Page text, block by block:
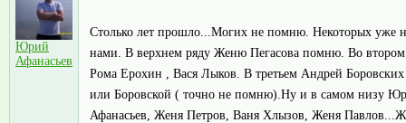
Юрий
Афанасьев
Столько лет прошло...Могих не помню. Некоторых уже
нами. В верхнем ряду Женю Пегасова помню. Во втором
Рома Ерохин , Вася Лыков. В третьем Андрей Боровских
или Боровской ( точно не помню).Ну и в самом низу
Афанасьев, Женя Петров, Ваня Хлызов, Женя